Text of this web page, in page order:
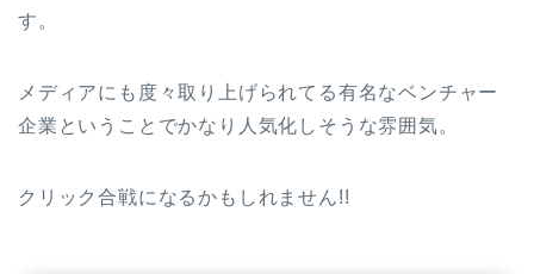
す。
メディアにも度々取り上げられてる有名なベンチャー
企業ということでかなり人気化しそうな雰囲気。
クリック合戦になるかもしれません!!